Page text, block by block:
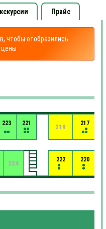
Прайс
чтобы отобразились
217
219
220
221
222
223
224